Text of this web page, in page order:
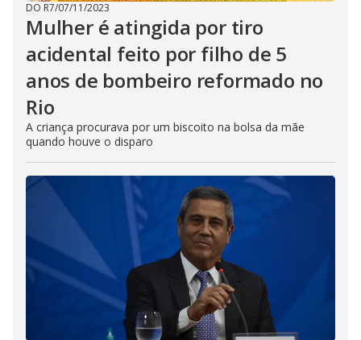
DO R7/07/11/2023
Mulher é atingida por tiro
acidental feito por filho de 5
anos de bombeiro reformado no
Rio
A criança procurava por um biscoito na bolsa da mãe
quando houve o disparo